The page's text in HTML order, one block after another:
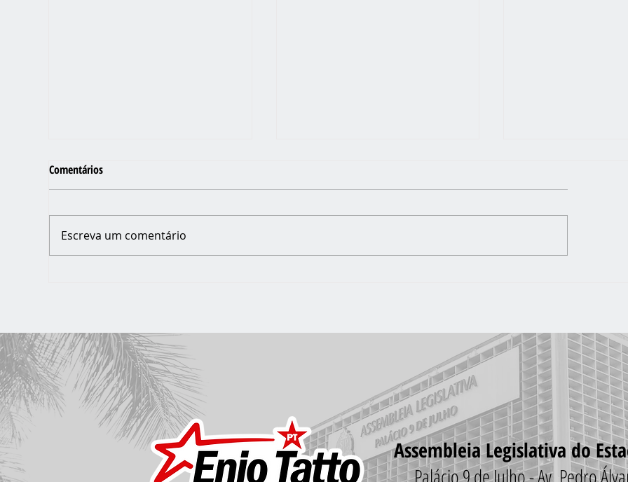
Comentários
Escreva um comentário
Assembleia Legislativa do